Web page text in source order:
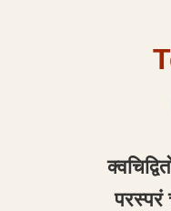
परस्परं